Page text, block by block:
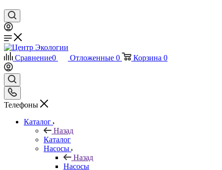
Сравнение0 Отложенные 0 Корзина 0
Телефоны
Каталог
Назад
Каталог
Насосы
Назад
Насосы